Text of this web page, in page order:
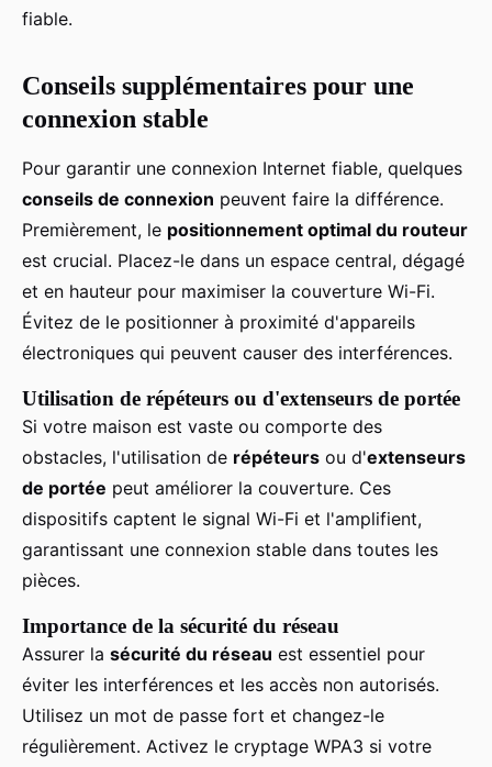
fiable.
Conseils supplémentaires pour une
connexion stable
Pour garantir une connexion Internet fiable, quelques
conseils de connexion peuvent faire la différence.
Premièrement, le positionnement optimal du routeur
est crucial. Placez-le dans un espace central, dégagé
et en hauteur pour maximiser la couverture Wi-Fi.
Évitez de le positionner à proximité d'appareils
électroniques qui peuvent causer des interférences.
Utilisation de répéteurs ou d'extenseurs de portée
Si votre maison est vaste ou comporte des
obstacles, l'utilisation de répéteurs ou d'extenseurs
de portée peut améliorer la couverture. Ces
dispositifs captent le signal Wi-Fi et l'amplifient,
garantissant une connexion stable dans toutes les
pièces.
Importance de la sécurité du réseau
Assurer la sécurité du réseau est essentiel pour
éviter les interférences et les accès non autorisés.
Utilisez un mot de passe fort et changez-le
régulièrement. Activez le cryptage WPA3 si votre